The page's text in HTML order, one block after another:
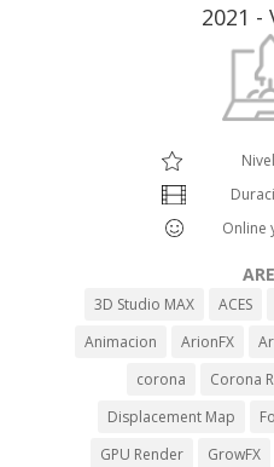
2021 -
Online
3D Studio MAX ACES
Animacion
ArionFX
corona
Corona
Displacement Map
GPU Render
GrowFX